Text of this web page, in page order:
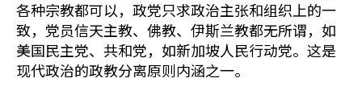
各种宗教都可以，政党只求政治主张和组织上的一
致，党员信天主教、佛教、伊斯兰教都无所谓，如
美国民主党、共和党，如新加坡人民行动党。这是
现代政治的政教分离原则内涵之一。